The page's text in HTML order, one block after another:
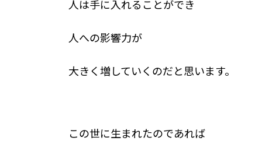
人は手に入れることができ
人への影響力が
大きく増していくのだと思います。
この世に生まれたのであれば